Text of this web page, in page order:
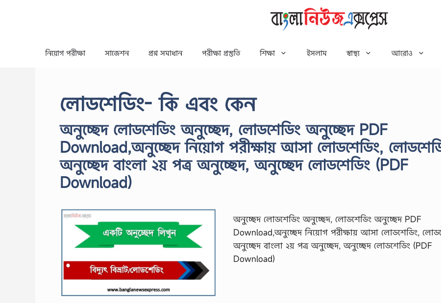
নিয়োগ পরীক্ষা সাজেশন প্রশ্ন সমাধান পরীক্ষা প্রস্তুতি শিক্ষা ইসলাম স্বাস্থ্য আরোও
লোডশেডিং- কি এবং কেন
অনুচ্ছেদ লোডশেডিং অনুচ্ছেদ, লোডশেডিং অনুচ্ছেদ PDF
Download,অনুচ্ছেদ নিয়োগ পরীক্ষায় আসা লোডশেডিং,
অনুচ্ছেদ বাংলা ২য় পত্র অনুচ্ছেদ, অনুচ্ছেদ লোডশেডিং (PDF
Download)
অনুচ্ছেদ লোডশেডিং অনুচ্ছেদ, লোডশেডিং অনুচ্ছেদ PDF
Download,অনুচ্ছেদ নিয়োগ পরীক্ষায় আসা লোডশেডিং,
অনুচ্ছেদ বাংলা ২য় পত্র অনুচ্ছেদ, অনুচ্ছেদ লোডশেডিং (PDF
Download)